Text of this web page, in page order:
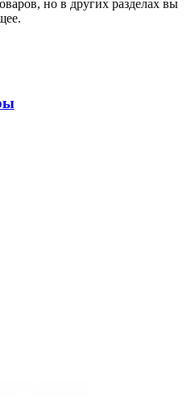
но в других разделах вы